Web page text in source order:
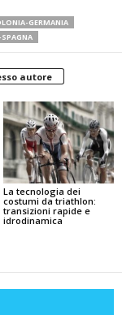
GERMANIA
autore
La tecnologia dei
costumi da triathlon:
transizioni rapide e
idrodinamica